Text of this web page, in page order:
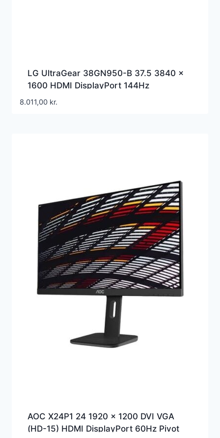
LG UltraGear 38GN950-B 37.5 3840 x
1600 HDMI DisplayPort 144Hz
8.011,00 kr.
AOC X24P1 24 1920 x 1200 DVI VGA
(HD-15) HDMI DisplayPort 60Hz Pivot